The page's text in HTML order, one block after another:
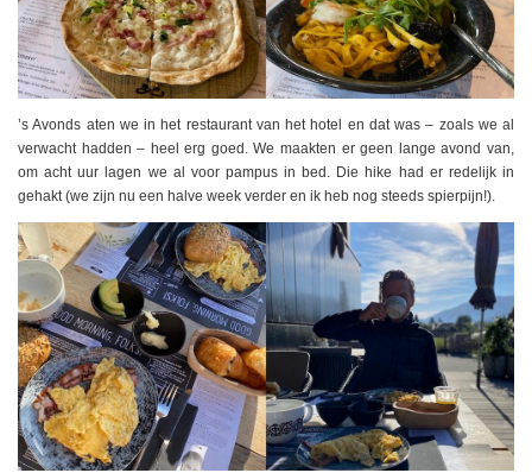
’s Avonds aten we in het restaurant van het hotel en dat was – zoals we al
verwacht hadden – heel erg goed. We maakten er geen lange avond van,
om acht uur lagen we al voor pampus in bed. Die hike had er redelijk in
gehakt (we zijn nu een halve week verder en ik heb nog steeds spierpijn!).